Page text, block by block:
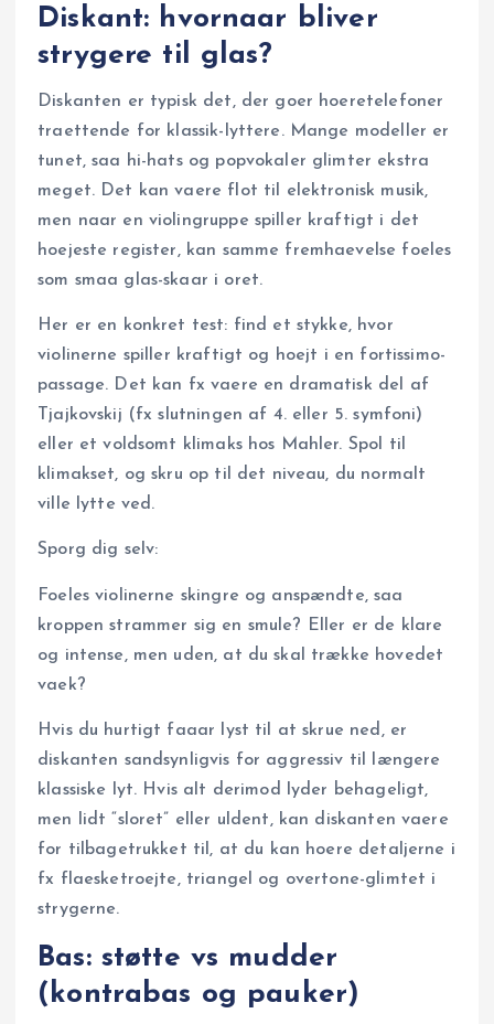
Diskant: hvornaar bliver
strygere til glas?
Diskanten er typisk det, der goer hoeretelefoner
traettende for klassik-lyttere. Mange modeller er
tunet, saa hi-hats og popvokaler glimter ekstra
meget. Det kan vaere flot til elektronisk musik,
men naar en violingruppe spiller kraftigt i det
hoejeste register, kan samme fremhaevelse foeles
som smaa glas-skaar i oret.
Her er en konkret test: find et stykke, hvor
violinerne spiller kraftigt og hoejt i en fortissimo-
passage. Det kan fx vaere en dramatisk del af
Tjajkovskij (fx slutningen af 4. eller 5. symfoni)
eller et voldsomt klimaks hos Mahler. Spol til
klimakset, og skru op til det niveau, du normalt
ville lytte ved.
Sporg dig selv:
Foeles violinerne skingre og anspændte, saa
kroppen strammer sig en smule? Eller er de klare
og intense, men uden, at du skal trække hovedet
vaek?
Hvis du hurtigt faaar lyst til at skrue ned, er
diskanten sandsynligvis for aggressiv til længere
klassiske lyt. Hvis alt derimod lyder behageligt,
men lidt “sloret” eller uldent, kan diskanten vaere
for tilbagetrukket til, at du kan hoere detaljerne i
fx flaesketroejte, triangel og overtone-glimtet i
strygerne.
Bas: støtte vs mudder
(kontrabas og pauker)